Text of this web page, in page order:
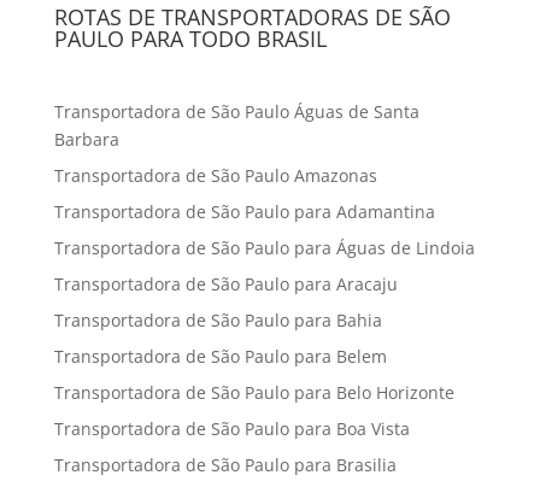
ROTAS DE TRANSPORTADORAS DE SÃO
PAULO PARA TODO BRASIL
Transportadora de São Paulo Águas de Santa
Barbara
Transportadora de São Paulo Amazonas
Transportadora de São Paulo para Adamantina
Transportadora de São Paulo para Águas de Lindoia
Transportadora de São Paulo para Aracaju
Transportadora de São Paulo para Bahia
Transportadora de São Paulo para Belem
Transportadora de São Paulo para Belo Horizonte
Transportadora de São Paulo para Boa Vista
Transportadora de São Paulo para Brasilia